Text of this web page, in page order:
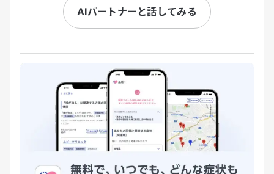
AIパートナーと話してみる